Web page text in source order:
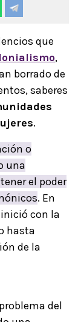
que
,
borrado de
saberes
.
o
una
el poder
. En
con la
hasta
de la
del